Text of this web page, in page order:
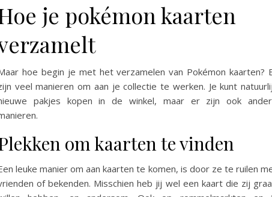
je pokémon kaarten
hoe begin je met het verzamelen van Pokémon kaarten?
veel manieren om aan je collectie te werken. Je kunt
pakjes kopen in de winkel, maar er zijn ook
om kaarten te vinden
leuke manier om aan kaarten te komen, is door ze te ruilen
of bekenden. Misschien heb jij wel een kaart die zij